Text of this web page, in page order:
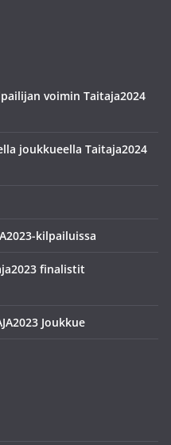
voimin Taitaja2024
joukkueella Taitaja2024
kilpailuissa
finalistit
Joukkue